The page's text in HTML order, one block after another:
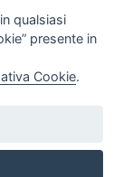
qualsiasi
presente in
Cookie.